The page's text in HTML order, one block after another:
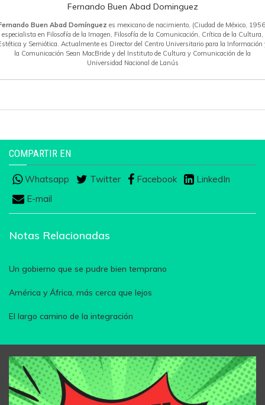
Fernando Buen Abad Dominguez
Buen Abad Domínguez es mexicano de nacimiento, (Ciudad de México,
especialista en Filosofía de la Imagen, Filosofía de la Comunicación, Crítica de la Cultura,
y Semiótica. Actualmente es Director del Centro Universitario para la Información
la Comunicación Sean MacBride y del Instituto de Cultura y Comunicación de la
Universidad Nacional de Lanús
COMPARTIR EN
Whatsapp Twitter Facebook
LinkedIn
E-mail
Notas Relacionadas
Un gobierno que se pudre bien temprano
América y África, más cerca que lejos
El largo camino de la integración